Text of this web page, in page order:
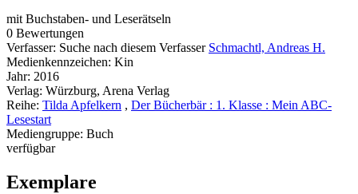
mit Buchstaben- und Leserätseln
0 Bewertungen
Verfasser: Suche nach diesem Verfasser Schmachtl, Andreas H.
Medienkennzeichen: Kin
Jahr: 2016
Verlag: Würzburg, Arena Verlag
Reihe: Tilda Apfelkern , Der Bücherbär : 1. Klasse : Mein ABC-
Lesestart
Mediengruppe: Buch
verfügbar
Exemplare